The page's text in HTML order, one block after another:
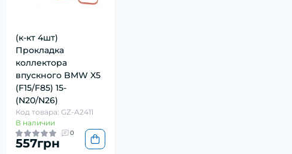
(к-кт 4шт)
Прокладка
коллектора
впускного BMW X5
(F15/F85) 15-
(N20/N26)
Код товара: GZ-A2411
В наличии
0
557грн